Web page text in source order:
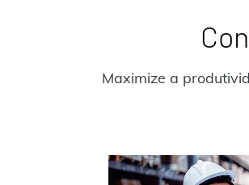
Maximize a